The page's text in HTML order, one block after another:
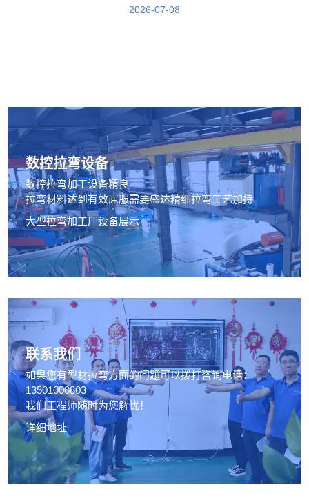
2026-07-08
数控拉弯设备
数控拉弯加工设备精良
拉弯材料达到有效屈服需要盛达精细拉弯工艺加持
大型拉弯加工厂设备展示
联系我们
如果您有型材拉弯方面的问题可以拨打咨询电话：
13501000803
我们工程师随时为您解忧！
详细地址